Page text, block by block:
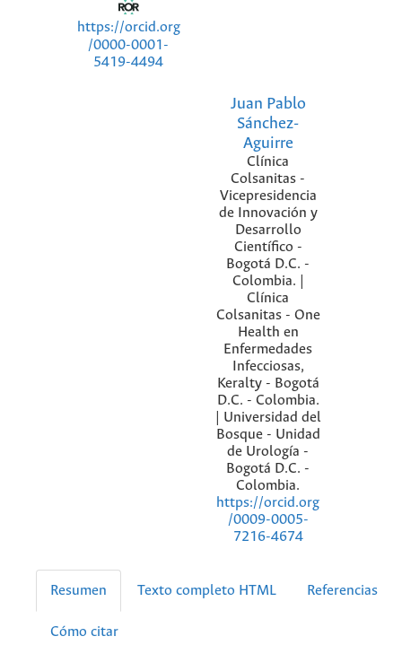
https://orcid.org
/0000-0001-
5419-4494
Juan Pablo
Sánchez-
Aguirre
Clínica
Colsanitas -
Vicepresidencia
de Innovación y
Desarrollo
Científico -
Bogotá D.C. -
Colombia. |
Clínica
Colsanitas - One
Health en
Enfermedades
Infecciosas,
Keralty - Bogotá
D.C. - Colombia.
| Universidad del
Bosque - Unidad
de Urología -
Bogotá D.C. -
Colombia.
https://orcid.org
/0009-0005-
7216-4674
Resumen Texto completo HTML Referencias
Cómo citar